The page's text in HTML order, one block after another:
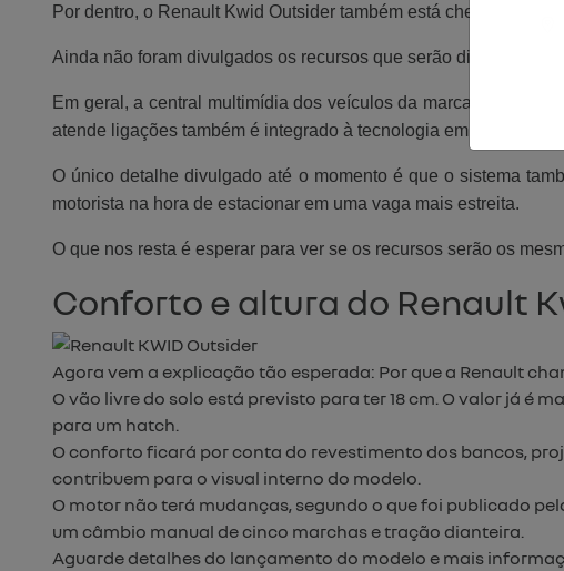
Por dentro, o Renault Kwid Outsider também está cheio de
Ainda não foram divulgados os recursos que serão
Em geral, a central multimídia dos veículos da marca são a
atende ligações também é integrado à tecnologia embarcada.
O único detalhe divulgado até o momento é que o sistema
motorista na hora de estacionar em uma vaga mais estreita.
O que nos resta é esperar para ver se os recursos serão os
Conforto e altura do Renault
Agora vem a explicação tão esperada: Por que a Renault
O vão livre do solo está previsto para ter 18 cm. O valor já é
para um hatch.
O conforto ficará por conta do revestimento dos bancos,
contribuem para o visual interno do modelo.
O motor não terá mudanças, segundo o que foi publicado
um câmbio manual de cinco marchas e tração dianteira.
Aguarde detalhes do lançamento do modelo e mais